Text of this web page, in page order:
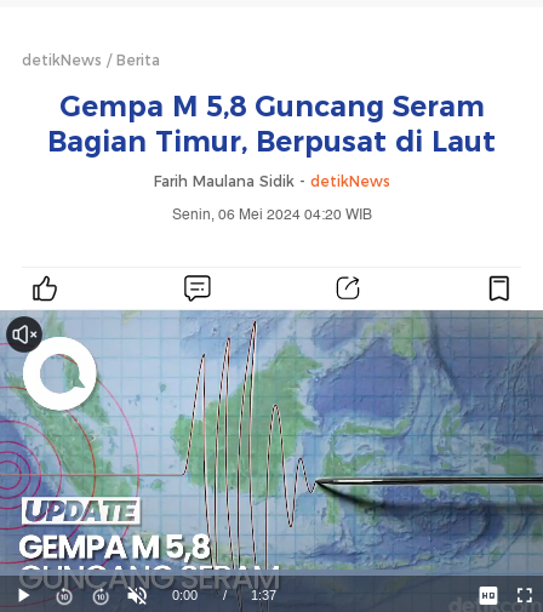
detikNews Berita
Gempa M 5,8 Guncang Seram
Bagian Timur, Berpusat di Laut
Farih Maulana Sidik - detikNews
Senin, 06 Mei 2024 04:20 WIB